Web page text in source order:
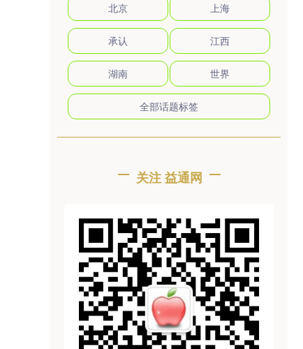
北京 上海
承认 江西
湖南 世界
全部话题标签
关注 益通网